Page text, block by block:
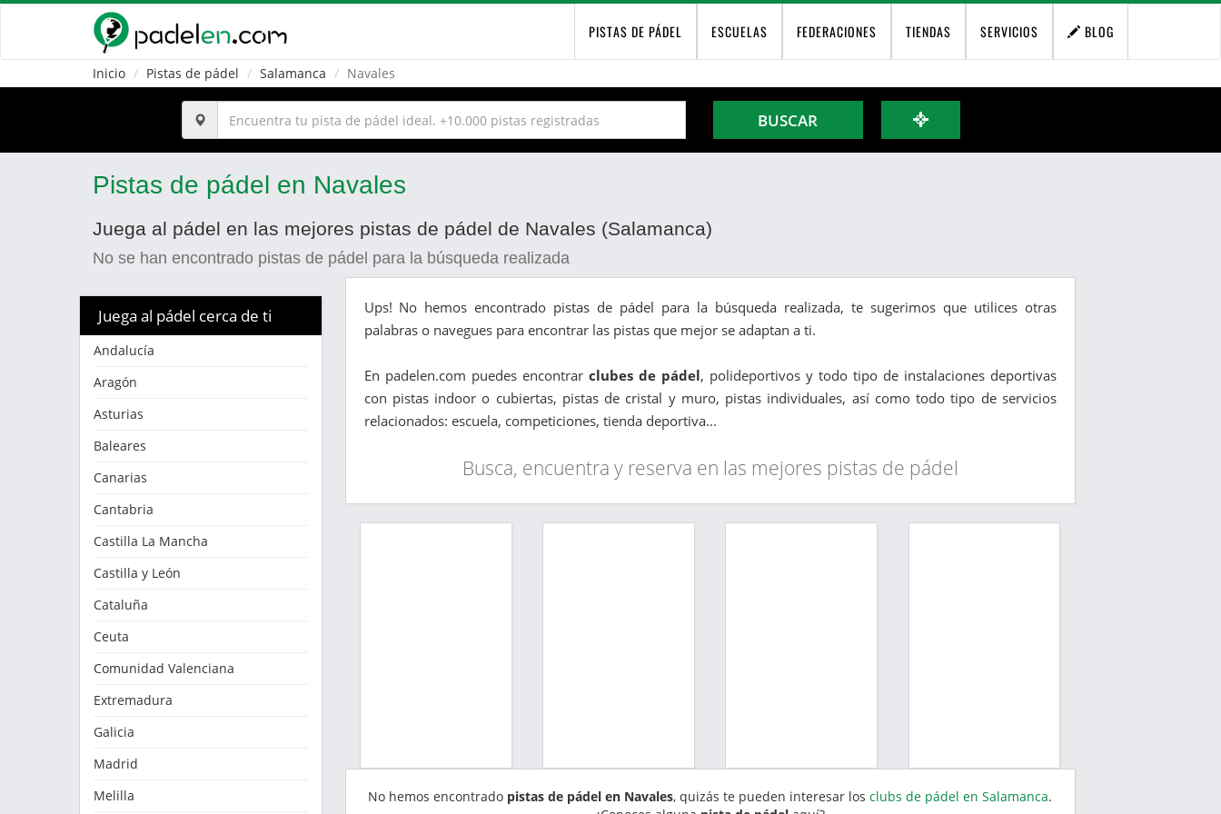
PISTAS DE PÁDEL ESCUELAS FEDERACIONES TIENDAS SERVICIOS BLOG
Inicio Pistas de pádel Salamanca Navales
BUSCAR
Pistas de pádel en Navales
Juega al pádel en las mejores pistas de pádel de Navales (Salamanca)
No se han encontrado pistas de pádel para la búsqueda realizada
Juega al pádel cerca de ti
Andalucía
Aragón
Asturias
Baleares
Canarias
Cantabria
Castilla La Mancha
Castilla y León
Cataluña
Ceuta
Comunidad Valenciana
Extremadura
Galicia
Madrid
Melilla
Ups! No hemos encontrado pistas de pádel para la búsqueda realizada, te sugerimos que utilices otras
palabras o navegues para encontrar las pistas que mejor se adaptan a ti.
En padelen.com puedes encontrar clubes de pádel, polideportivos y todo tipo de instalaciones deportivas
con pistas indoor o cubiertas, pistas de cristal y muro, pistas individuales, así como todo tipo de servicios
relacionados: escuela, competiciones, tienda deportiva...
Busca, encuentra y reserva en las mejores pistas de pádel
No hemos encontrado pistas de pádel en Navales, quizás te pueden interesar losclubs de pádel en Salamanca.